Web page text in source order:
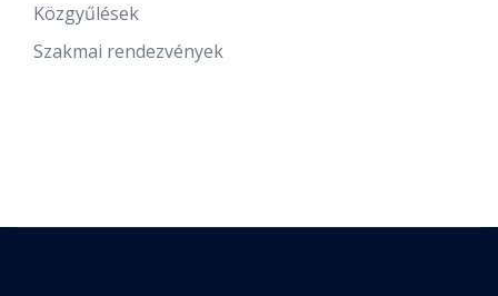
Közgyűlések
Szakmai rendezvények